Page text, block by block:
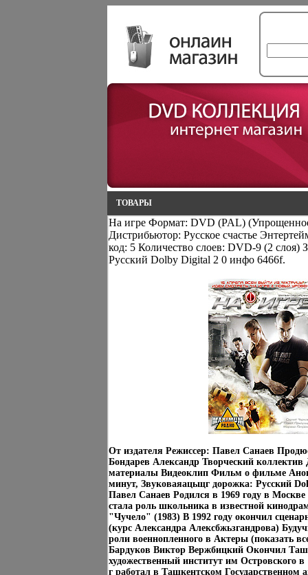
ТОВАРЫ
На игре Формат: DVD (PAL)
Дистрибьютор: Русское счастье
код: 5 Количество слоев: DVD-9 (2 слоя)
Русский Dolby Digital 2 0 инфо 6466f.
От издателя Режиссер: Павел Санаев
Бондарев Александр Творческий
материалы Видеоклип Фильм о фильме
минут, Звуковаяацьщг дорожка: Русский
Павел Санаев Родился в 1969 году в
стала роль школьника в известной
"Чучело" (1983) В 1992 году окончил
(курс Александра Алексбжьзгандрова)
роли военнопленного в Актеры (показать
Бардуков Виктор Вержбицкий Окончил
художественный институт им Островского в
г работал в Ташкентском Государственном